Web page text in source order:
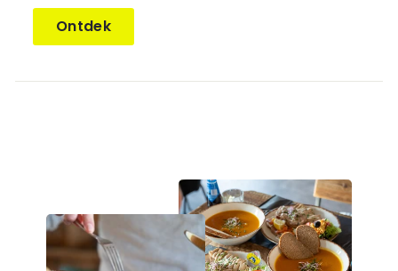
Ontdek